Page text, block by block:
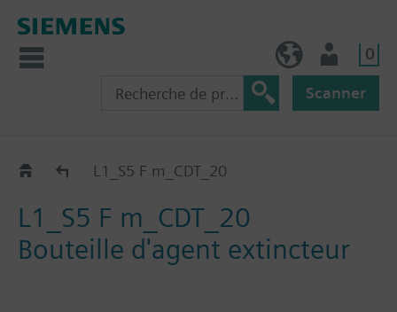
0
Scanner
CatalogueL1_S5 F m_CDT_20
L1_S5 F m_CDT_20
Bouteille d'agent extincteur